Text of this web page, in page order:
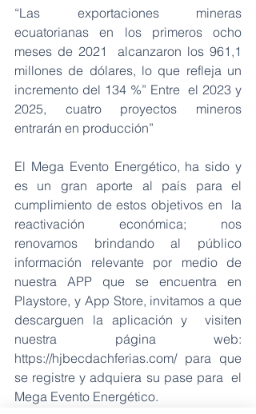
“Las exportaciones mineras
ecuatorianas en los primeros ocho
meses de 2021  alcanzaron los 961,1
millones de dólares, lo que refleja un
incremento del 134 %” Entre  el 2023 y
2025, cuatro proyectos mineros
entrarán en producción”
El Mega Evento Energético, ha sido y
es un gran aporte al país para el
cumplimiento de estos objetivos en  la
reactivación económica; nos
renovamos brindando al público
información relevante por medio de
nuestra APP que se encuentra en
Playstore, y App Store, invitamos a que
descarguen la aplicación y  visiten
nuestra página web:
https://hjbecdachferias.com/ para que
se registre y adquiera su pase para  el
Mega Evento Energético.